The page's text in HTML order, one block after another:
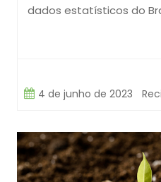
dados estatísticos do
4 de junho de 2023